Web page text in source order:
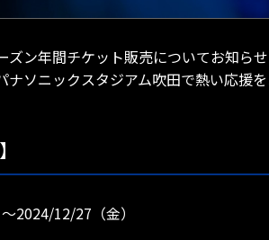
ズン年間チケット販売についてお知らせ
ナソニックスタジアム吹田で熱い応援を
2024/12/27（金）